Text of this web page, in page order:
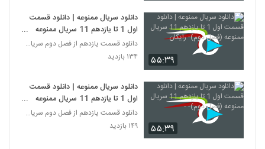
۵۵:۳۹
دانلود سریال ممنوعه | دانلود قسمت
اول 1 تا یازدهم 11 سریال ممنوعه
(فصل دوم)- رایگان
دانلود قسمت یازدهم از فصل دوم سریال ممنوعه
۱۳۴ بازدید
۵۵:۳۹
دانلود سریال ممنوعه | دانلود قسمت
اول 1 تا یازدهم 11 سریال ممنوعه
(فصل دوم)- -
دانلود قسمت یازدهم از فصل دوم سریال ممنوعه
۱۴۹ بازدید